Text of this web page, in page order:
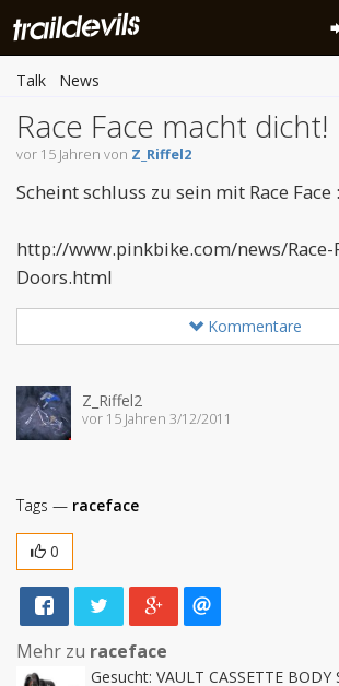
Talk News
Race Face macht dicht!
vor 15 Jahren von Z_Riffel2
Scheint schluss zu sein mit Race Face
http://www.pinkbike.com/news/Race-
Doors.html
Kommentare
Z_Riffel2
vor 15 Jahren 3/12/2011
Tags — raceface
0
Mehr zu raceface
Gesucht: VAULT CASSETTE BODY